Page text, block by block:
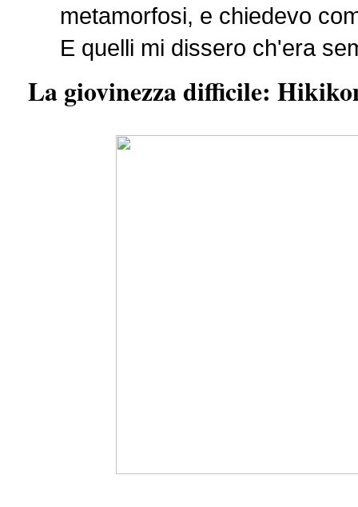
metamorfosi, e chiedevo
E quelli mi dissero ch'era
La giovinezza difficile: